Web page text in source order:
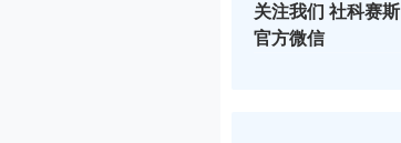
关注我们 社科赛斯
官方微信